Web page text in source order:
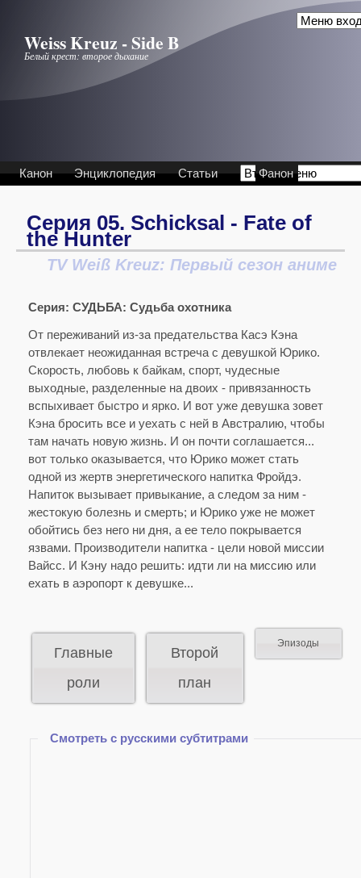
Weiss Kreuz - Side B
Белый крест: второе дыхание
Канон Энциклопедия Статьи Фанон
Серия 05. Schicksal - Fate of
the Hunter
TV Weiß Kreuz: Первый сезон аниме
Серия: СУДЬБА: Судьба охотника
От переживаний из-за предательства Касэ Кэна
отвлекает неожиданная встреча с девушкой Юрико.
Скорость, любовь к байкам, спорт, чудесные
выходные, разделенные на двоих - привязанность
вспыхивает быстро и ярко. И вот уже девушка зовет
Кэна бросить все и уехать с ней в Австралию, чтобы
там начать новую жизнь. И он почти соглашается...
вот только оказывается, что Юрико может стать
одной из жертв энергетического напитка Фройдэ.
Напиток вызывает привыкание, а следом за ним -
жестокую болезнь и смерть; и Юрико уже не может
обойтись без него ни дня, а ее тело покрывается
язвами. Производители напитка - цели новой миссии
Вайсс. И Кэну надо решить: идти ли на миссию или
ехать в аэропорт к девушке...
Главные
роли
Второй
план
Эпизоды
Скрыть
Смотреть с русскими субтитрами